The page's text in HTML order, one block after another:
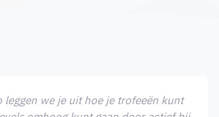
leggen we je uit hoe je trofeeën kunt